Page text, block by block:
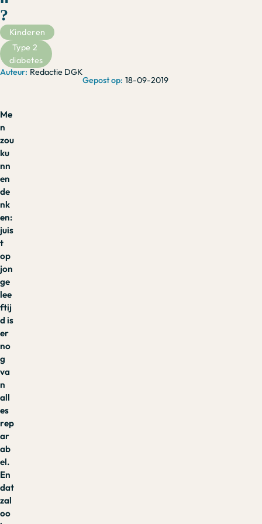
?
Redactie DGK
18-09-2019
Kinderen
Type 2
diabetes
Me
n
zou
ku
nn
en
de
nk
en:
juis
t
op
jon
ge
lee
ftij
d is
er
no
g
va
n
all
es
rep
ar
ab
el.
En
dat
zal
oo